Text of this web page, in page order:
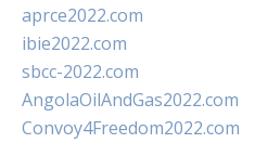
aprce2022.com
ibie2022.com
sbcc-2022.com
AngolaOilAndGas2022.com
Convoy4Freedom2022.com